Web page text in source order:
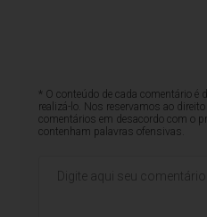
* O conteúdo de cada comentário é
realizá-lo. Nos reservamos ao
comentários em desacordo com o
contenham palavras ofensivas.